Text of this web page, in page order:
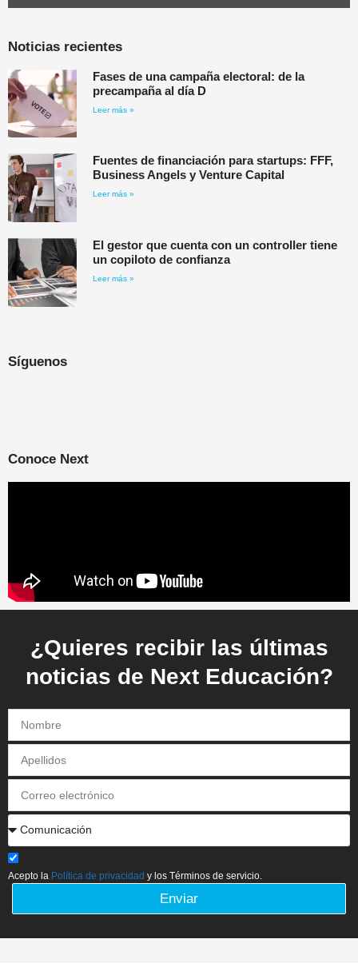
Noticias recientes
Fases de una campaña electoral: de la
precampaña al día D
Leer más »
Fuentes de financiación para startups: FFF,
Business Angels y Venture Capital
Leer más »
El gestor que cuenta con un controller tiene
un copiloto de confianza
Leer más »
Síguenos
Conoce Next
¿Quieres recibir las últimas
noticias de Next Educación?
Acepto la Política de privacidad y los Términos de servicio.
Enviar